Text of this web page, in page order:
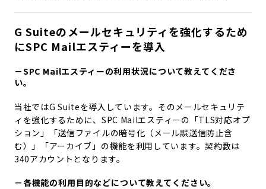
G Suiteのメールセキュリティを強化するため
にSPC Mailエスティーを導入
－SPC Mailエスティーの利用状況について教えてくださ
い。
当社ではG Suiteを導入しています。そのメールセキュリテ
ィを強化するために、SPC Mailエスティーの「TLS対応オプ
ション」「送信ファイルの暗号化（メール誤送信防止含
む）」「アーカイブ」の機能を利用しています。契約数は
340アカウントとなります。
－各機能の利用目的などについて教えてください。